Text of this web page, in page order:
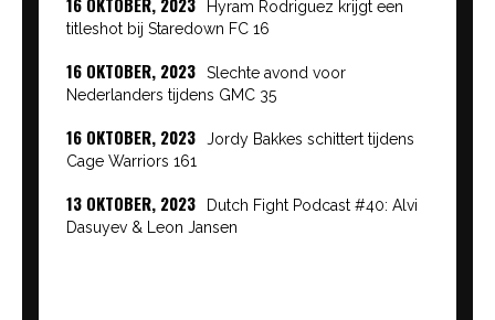
Hyram Rodriguez krijgt een
titleshot bij Staredown FC 16
16 OKTOBER, 2023
Slechte avond voor
Nederlanders tijdens GMC 35
16 OKTOBER, 2023
Jordy Bakkes schittert tijdens
Cage Warriors 161
13 OKTOBER, 2023
Dutch Fight Podcast #40: Alvi
Dasuyev & Leon Jansen